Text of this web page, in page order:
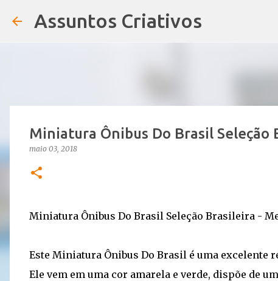
Assuntos Criativos
Miniatura Ônibus Do Brasil
maio 03, 2018
Miniatura Ônibus Do Brasil Seleção Brasileira -
Este Miniatura Ônibus Do Brasil é uma excelente
Ele vem em uma cor amarela e verde, dispõe de